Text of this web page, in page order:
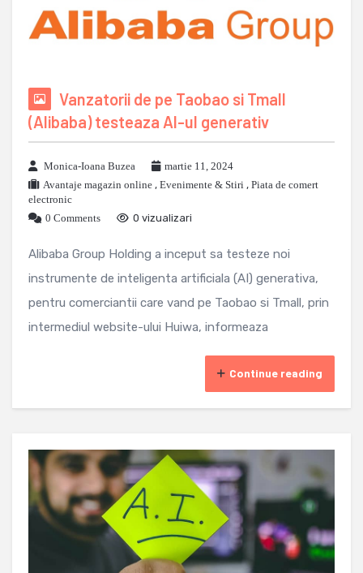
Vanzatorii de pe Taobao si Tmall
(Alibaba) testeaza AI-ul generativ
Monica-Ioana Buzea
martie 11, 2024
Avantaje magazin online , Evenimente & Stiri , Piata de comert
electronic
0 Comments
0 vizualizari
Alibaba Group Holding a inceput sa testeze noi
instrumente de inteligenta artificiala (AI) generativa,
pentru comerciantii care vand pe Taobao si Tmall, prin
intermediul website-ului Huiwa, informeaza
Continue reading